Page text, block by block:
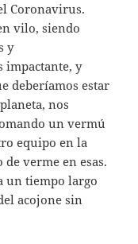
Coronavirus.
vilo, siendo
y
impactante, y
deberíamos estar
nos
un vermú
equipo en la
de verme en esas.
un tiempo largo
acojone sin